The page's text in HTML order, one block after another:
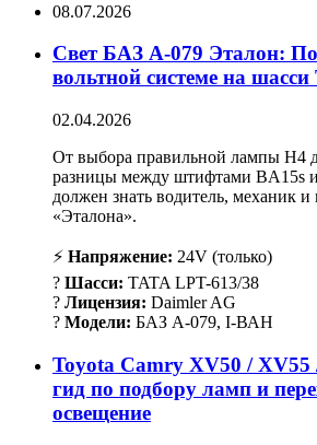
08.07.2026
Свет БАЗ А-079 Эталон:
вольтной системе на
02.04.2026
От выбора правильной лампы H4
разницы между штифтами BA15s
должен знать водитель, механик и
«Эталона».
⚡ Напряжение: 24V (только)
? Шасси: TATA LPT-613/38
? Лицензия: Daimler AG
? Модели: БАЗ А-079, І-ВАН
Toyota Camry XV50 /
гид по подбору ламп и
освещение